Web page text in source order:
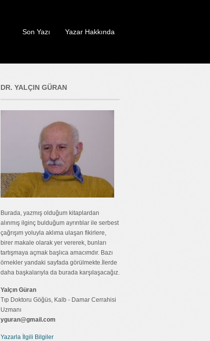
Son Yazı Yazar Hakkında
DR. YALÇIN GÜRAN
Burada, yazmış olduğum kitaplardan
alınmış ilginç bulduğum ayrıntılar ile serbest
çağrışım yoluyla aklıma ulaşan fikirlere,
birer makale olarak yer vererek, bunları
tartışmaya açmak başlıca amacımdır. Bazı
örnekler yandaki sayfada görülmekte.İlerde
daha başkalarıyla da burada karşılaşacağız.
Yalçın Güran
Tıp Doktoru Göğüs, Kalb - Damar Cerrahisi
Uzmanı
yguran@gmail.com
Yazarla İlgili Bilgiler